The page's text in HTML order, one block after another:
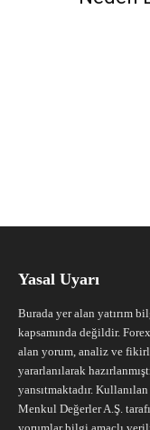
Yasal Uyarı
Burada yer alan yatırım
kapsamında değildir.
alan yorum, analiz ve
yararlanılarak
yansıtmaktadır.
Menkul Değerler A.Ş.